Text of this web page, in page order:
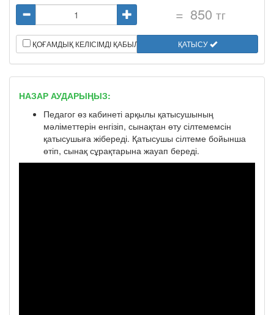
= 850 тг
ҚОҒАМДЫҚ КЕЛІСІМДІ ҚАБЫЛДАЙМЫН ҚАТЫСУ
НАЗАР АУДАРЫҢЫЗ:
Педагог өз кабинеті арқылы қатысушының
мәліметтерін енгізіп, сынақтан өту сілтемемсін
қатысушыға жібереді. Қатысушы сілтеме бойынша
өтіп, сынақ сұрақтарына жауап береді.